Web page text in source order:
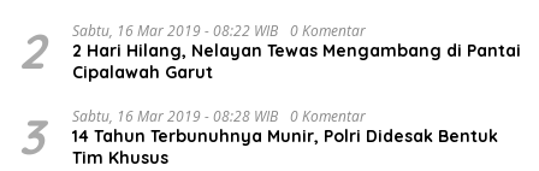
2 Sabtu, 16 Mar 2019 - 08:22 WIB 0 Komentar
2 Hari Hilang, Nelayan Tewas Mengambang di Pantai
Cipalawah Garut
3 Sabtu, 16 Mar 2019 - 08:28 WIB 0 Komentar
14 Tahun Terbunuhnya Munir, Polri Didesak Bentuk
Tim Khusus